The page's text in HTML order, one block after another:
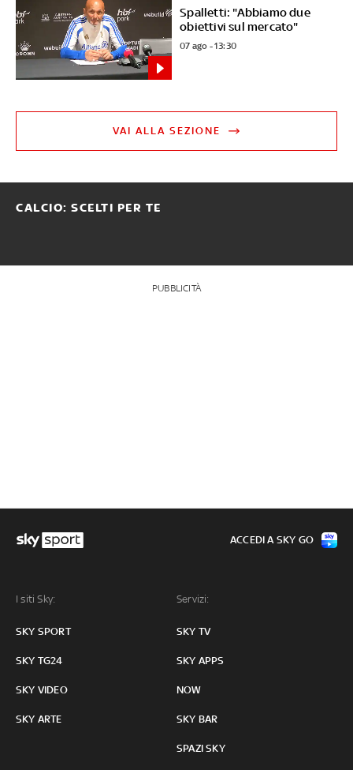
Spalletti: "Abbiamo due
obiettivi sul mercato"
07 ago - 13:30
VAI ALLA SEZIONE
CALCIO: SCELTI PER TE
PUBBLICITÀ
I siti Sky:
SKY SPORT
SKY TG24
SKY VIDEO
SKY ARTE
Servizi:
SKY TV
SKY APPS
NOW
SKY BAR
SPAZI SKY
ACCEDI A SKY GO